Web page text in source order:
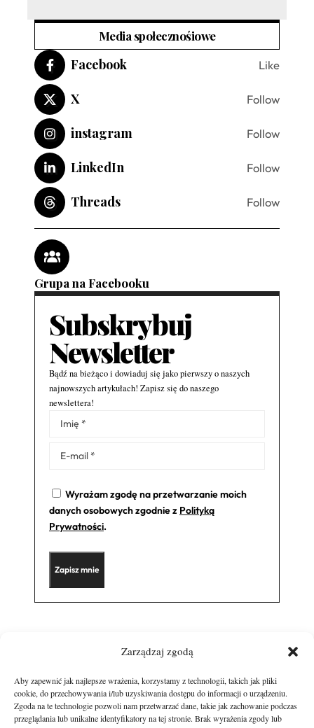
Zarządzaj zgodą
Aby zapewnić jak najlepsze wrażenia, korzystamy z technologii, takich jak pliki
cookie, do przechowywania i/lub uzyskiwania dostępu do informacji o urządzeniu.
Zgoda na te technologie pozwoli nam przetwarzać dane, takie jak zachowanie podczas
przeglądania lub unikalne identyfikatory na tej stronie. Brak wyrażenia zgody lub
Media społecznośiowe
Facebook Like
X Follow
instagram Follow
LinkedIn Follow
Threads Follow
Grupa na Facebooku
Subskrybuj
Newsletter
Bądź na bieżąco i dowiaduj się jako pierwszy o naszych
najnowszych artykułach! Zapisz się do naszego
newslettera!
Wyrażam zgodę na przetwarzanie moich
danych osobowych zgodnie z Polityką
Prywatności.
Alternative: